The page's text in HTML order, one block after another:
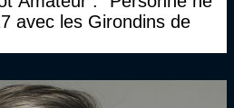
avec les Girondins de